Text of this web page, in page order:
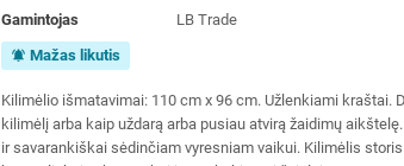
Gamintojas LB Trade
notifications_active Mažas likutis
Kilimėlio išmatavimai: 110 cm x 96 cm. Užlenkiami
kilimėlį arba kaip uždarą arba pusiau atvirą žaidimų
ir savarankiškai sėdinčiam vyresniam vaikui. Kilimėlis